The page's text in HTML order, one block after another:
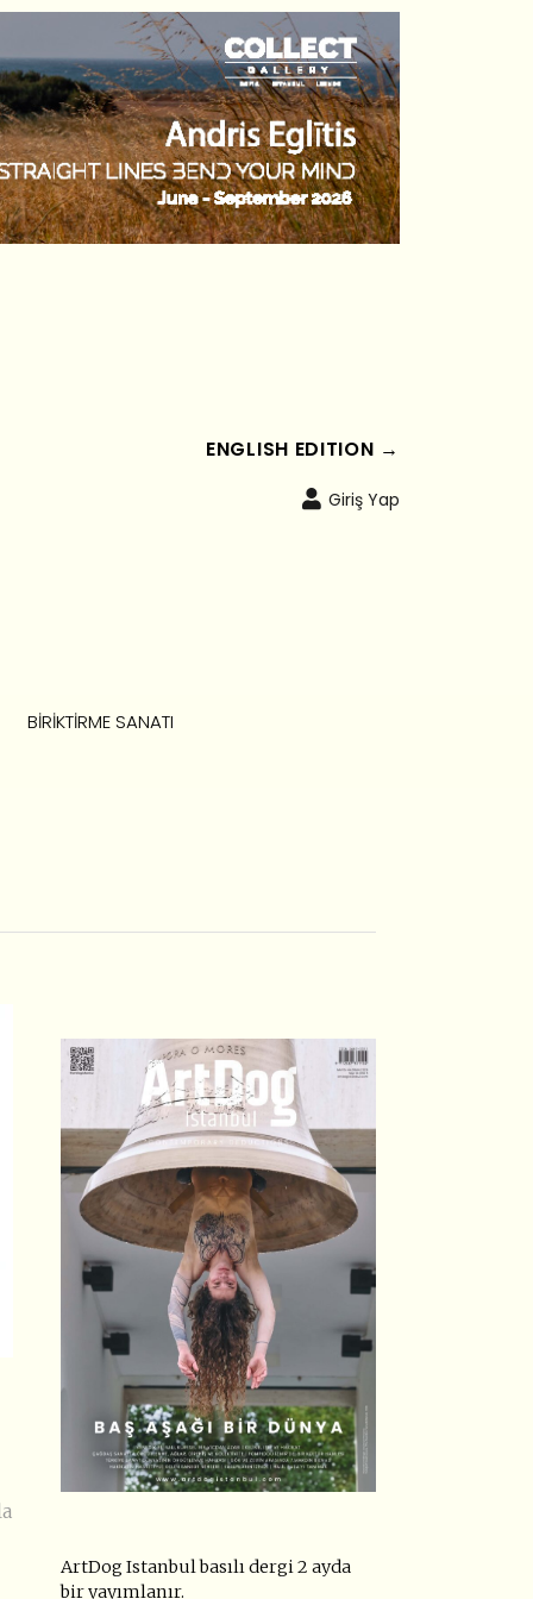
ENGLISH EDITION →
Giriş Yap
BIRIKTIRME SANATI
ArtDog Istanbul basılı dergi 2 ayda
bir yayımlanır.